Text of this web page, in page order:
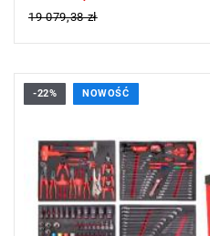
19 079,38 zł
Zestaw 337 narzędzi dla branży
FMTIW2F12-502X Klucz
obrotowym za 2 zł.
Promocja wyłącznie dla klientów
posiadających NIP.
-22% NOWOŚĆ